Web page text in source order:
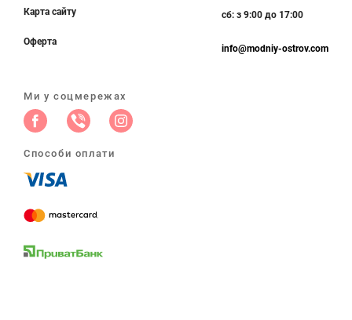
Карта сайту
Оферта
Ми у соцмережах
Способи оплати
сб: з 9:00 до 17:00
info@modniy-ostrov.com